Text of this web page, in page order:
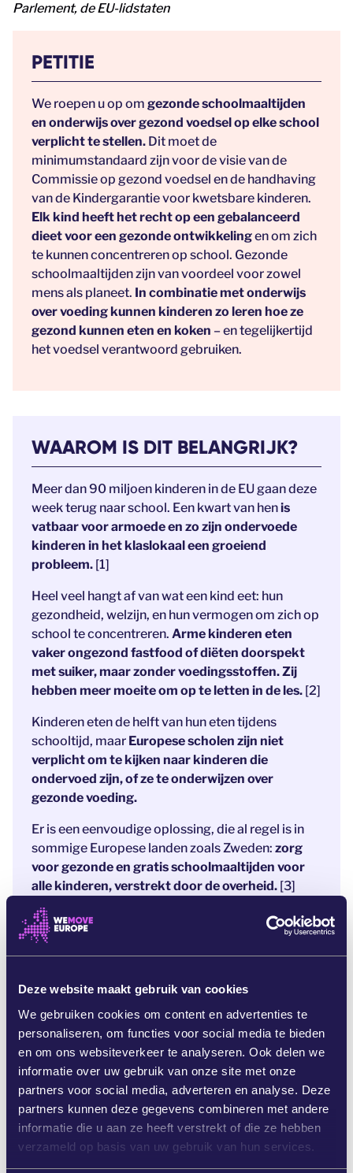
Deze website maakt gebruik van cookies
We gebruiken cookies om content en advertenties te
personaliseren, om functies voor social media te bieden
en om ons websiteverkeer te analyseren. Ook delen we
informatie over uw gebruik van onze site met onze
partners voor social media, adverteren en analyse. Deze
partners kunnen deze gegevens combineren met andere
informatie die u aan ze heeft verstrekt of die ze hebben
verzameld op basis van uw gebruik van hun services.
Parlement, de EU-lidstaten
PETITIE
We roepen u op om gezonde schoolmaaltijden
en onderwijs over gezond voedsel op elke school
verplicht te stellen. Dit moet de
minimumstandaard zijn voor de visie van de
Commissie op gezond voedsel en de handhaving
van de Kindergarantie voor kwetsbare kinderen.
Elk kind heeft het recht op een gebalanceerd
dieet voor een gezonde ontwikkelingen om zich
te kunnen concentreren op school. Gezonde
schoolmaaltijden zijn van voordeel voor zowel
mens als planeet. In combinatie met onderwijs
over voeding kunnen kinderen zo leren hoe ze
gezond kunnen eten en koken – en tegelijkertijd
het voedsel verantwoord gebruiken.
WAAROM IS DIT BELANGRIJK?
Meer dan 90 miljoen kinderen in de EU gaan deze
week terug naar school. Een kwart van hen is
vatbaar voor armoede en zo zijn ondervoede
kinderen in het klaslokaal een groeiend
probleem. [1]
Heel veel hangt af van wat een kind eet: hun
gezondheid, welzijn, en hun vermogen om zich op
school te concentreren. Arme kinderen eten
vaker ongezond fastfood of diëten doorspekt
met suiker, maar zonder voedingsstoffen. Zij
hebben meer moeite om op te letten in de les. [2]
Kinderen eten de helft van hun eten tijdens
schooltijd, maar Europese scholen zijn niet
verplicht om te kijken naar kinderen die
ondervoed zijn, of ze te onderwijzen over
gezonde voeding.
Er is een eenvoudige oplossing, die al regel is in
sommige Europese landen zoals Zweden: zorg
voor gezonde en gratis schoolmaaltijden voor
alle kinderen, verstrekt door de overheid. [3]
Op dit moment
wijdt de voorzitter van de
Europese Commissie haar kostbare eerste 100
dagen in functie aan ‘een visie voor gezonde
we ervoor zorgen dat gratis en gezonde
schoolmaaltijden voor elk kind daartoe
inbegrepen worden.
Een groeiende beweging van 56.000 mensen
heeft al actie ondernomen en onze partners
hebben aan onze community gevraagd of we hen
wilden ondersteunen. Als we tenminste 150.000
onze eis wel meenemen.